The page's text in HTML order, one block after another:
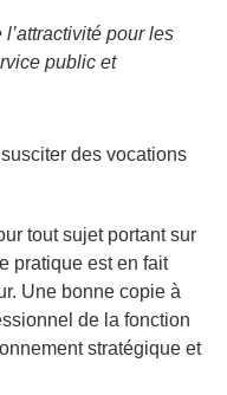
pour les
public et
des vocations
tout sujet portant sur
pratique est en fait
Une bonne copie à
de la fonction
stratégique et